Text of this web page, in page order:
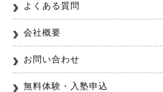
よくある質問
会社概要
お問い合わせ
無料体験・入塾申込